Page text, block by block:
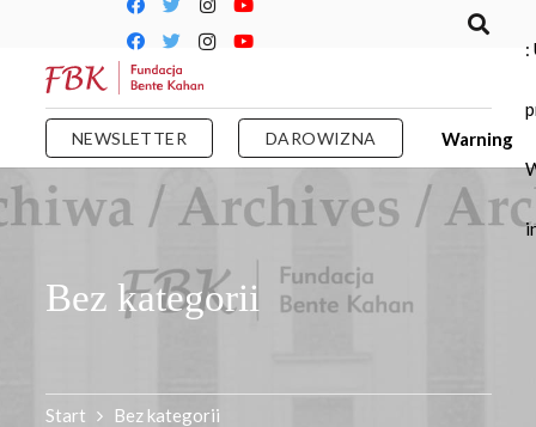
NEWSLETTER DAROWIZNA Warning
:
Bez kategorii
Start Bez kategorii